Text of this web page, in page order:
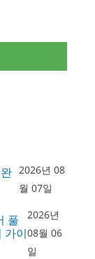
2026년 08
월 07일
풀
가이
2026년
08월 06
일